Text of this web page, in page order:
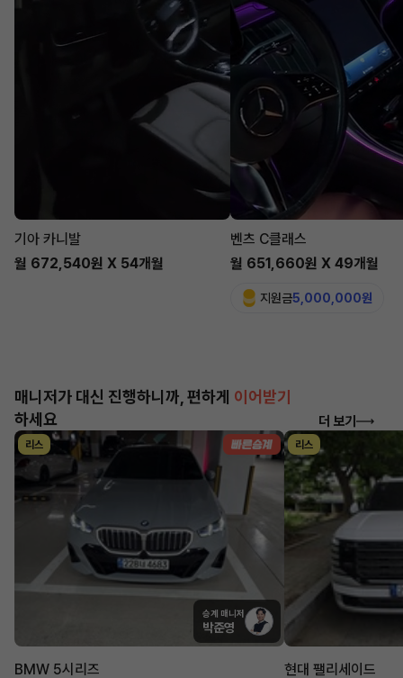
기아 카니발
월 672,540원 X 54개월
벤츠 C클래스
월 651,660원 X 49개월
지원금5,000,000원
매니저가 대신 진행하니까, 편하게 이어받기
하세요
더 보기
리스
승계 매니저
박준영
BMW 5시리즈
리스
현대 팰리세이드